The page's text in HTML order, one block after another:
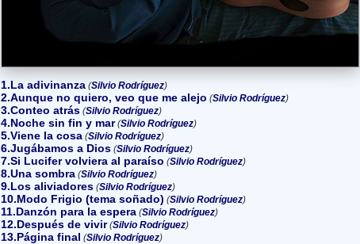
1.La adivinanza (Silvio Rodríguez)
2.Aunque no quiero, veo que me alejo (Silvio Rodríguez)
3.Conteo atrás (Silvio Rodríguez)
4.Noche sin fin y mar (Silvio Rodríguez)
5.Viene la cosa (Silvio Rodríguez)
6.Jugábamos a Dios (Silvio Rodríguez)
7.Si Lucifer volviera al paraíso (Silvio Rodríguez)
8.Una sombra (Silvio Rodríguez)
9.Los aliviadores (Silvio Rodríguez)
10.Modo Frigio (tema soñado) (Silvio Rodríguez)
11.Danzón para la espera (Silvio Rodríguez)
12.Después de vivir (Silvio Rodríguez)
13.Página final (Silvio Rodríguez)